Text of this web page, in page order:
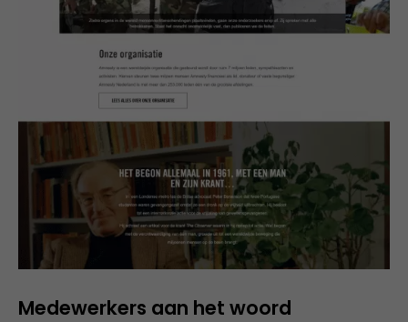
Medewerkers aan het woord